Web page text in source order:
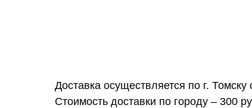
Доставка осуществляется по г.
Стоимость доставки по городу – 300